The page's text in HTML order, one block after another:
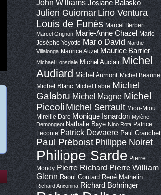
John Williams Josiane Balasko
Julien Guiomar Lino Ventura
Louis de Funès Marcel Berbert
Marcel Grignon Marie-Anne Chazel
Marie-
Josèphe Yoyotte Mario David Marthe
Villalonga Maurice Auzel Maurice Barrier
Michael Lonsdale Michel Auclair Michel
Audiard Michel Aumont Michel Beaune
Michel Blanc Michel Fabre Michel
Galabru Michel Magne Michel
Piccoli Michel Serrault Miou-Miou
Mireille Darc Monique Isnardon Mylène
Demongeot Nathalie Baye Nino Rota Patrice
Leconte Patrick Dewaere Paul Crauchet
Paul Préboist Philippe Noiret
Philippe Sarde Pierre
Mondy Pierre Richard Pierre William
Glenn Raoul Coutard René Mathelin
Richard Anconina Richard Bohringer